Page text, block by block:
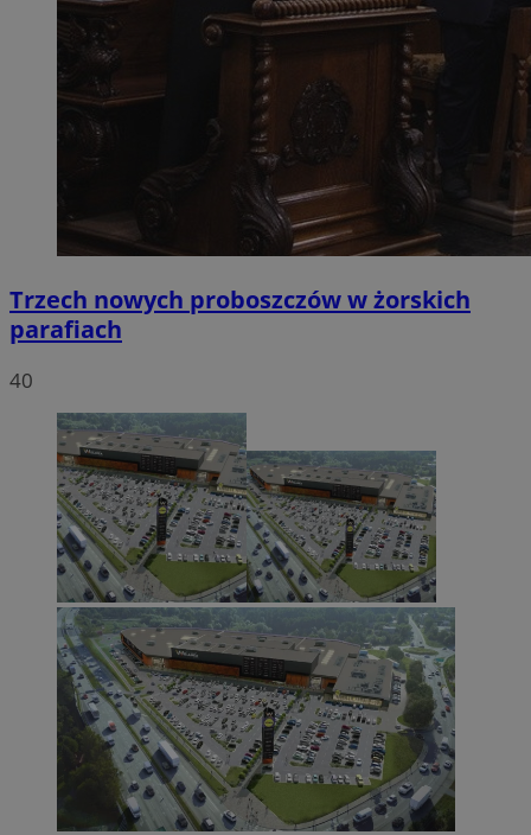
Trzech nowych proboszczów w żorskich
parafiach
40